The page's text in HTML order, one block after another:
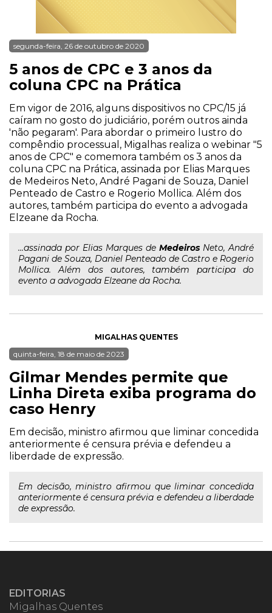
segunda-feira, 26 de outubro de 2020
5 anos de CPC e 3 anos da
coluna CPC na Prática
Em vigor de 2016, alguns dispositivos no CPC/15 já
caíram no gosto do judiciário, porém outros ainda
'não pegaram'. Para abordar o primeiro lustro do
compêndio processual, Migalhas realiza o webinar "5
anos de CPC" e comemora também os 3 anos da
coluna CPC na Prática, assinada por Elias Marques
de Medeiros Neto, André Pagani de Souza, Daniel
Penteado de Castro e Rogerio Mollica. Além dos
autores, também participa do evento a advogada
Elzeane da Rocha.
...assinada por Elias Marques de Medeiros Neto, André
Pagani de Souza, Daniel Penteado de Castro e Rogerio
Mollica. Além dos autores, também participa do
evento a advogada Elzeane da Rocha.
MIGALHAS QUENTES
quinta-feira, 18 de maio de 2023
Gilmar Mendes permite que
Linha Direta exiba programa do
caso Henry
Em decisão, ministro afirmou que liminar concedida
anteriormente é censura prévia e defendeu a
liberdade de expressão.
Em decisão, ministro afirmou que liminar concedida
anteriormente é censura prévia e defendeu a liberdade
de expressão.
EDITORIAS
Migalhas Quentes